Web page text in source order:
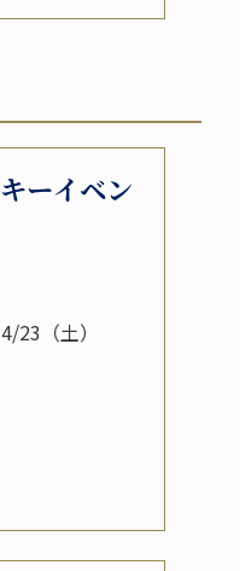
ーイベン
（土）